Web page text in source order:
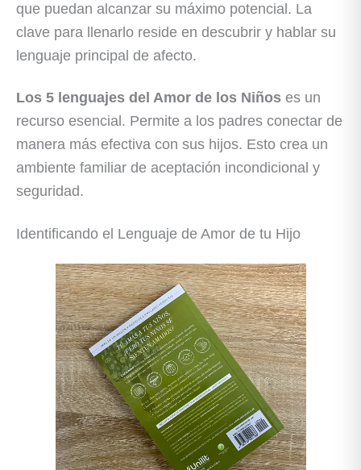
que puedan alcanzar su máximo potencial. La
clave para llenarlo reside en descubrir y hablar su
lenguaje principal de afecto.
Los 5 lenguajes del Amor de los Niños es un
recurso esencial. Permite a los padres conectar de
manera más efectiva con sus hijos. Esto crea un
ambiente familiar de aceptación incondicional y
seguridad.
Identificando el Lenguaje de Amor de tu Hijo